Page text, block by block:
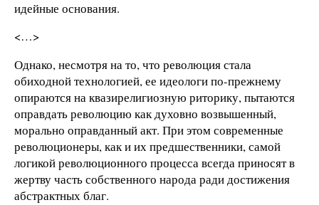
идейные основания.
<…>
Однако, несмотря на то, что революция стала
обиходной технологией, ее идеологи по-прежнему
опираются на квазирелигиозную риторику, пытаются
оправдать революцию как духовно возвышенный,
морально оправданный акт. При этом современные
революционеры, как и их предшественники, самой
логикой революционного процесса всегда приносят в
жертву часть собственного народа ради достижения
абстрактных благ.